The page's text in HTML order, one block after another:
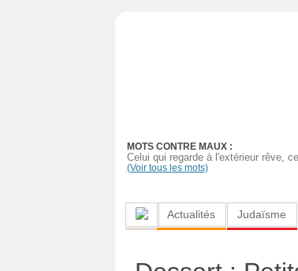
MOTS CONTRE MAUX :
Celui qui regarde à l'extérieur rêve,
(Voir tous les mots)
Actualités Judaïsme